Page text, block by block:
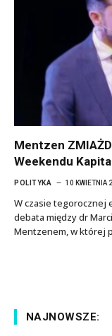
Mentzen
Weekendu
POLITYKA 10 KWIETNIA
W czasie tegorocznej
debata między dr
Mentzenem, w której
NAJNOWSZE: